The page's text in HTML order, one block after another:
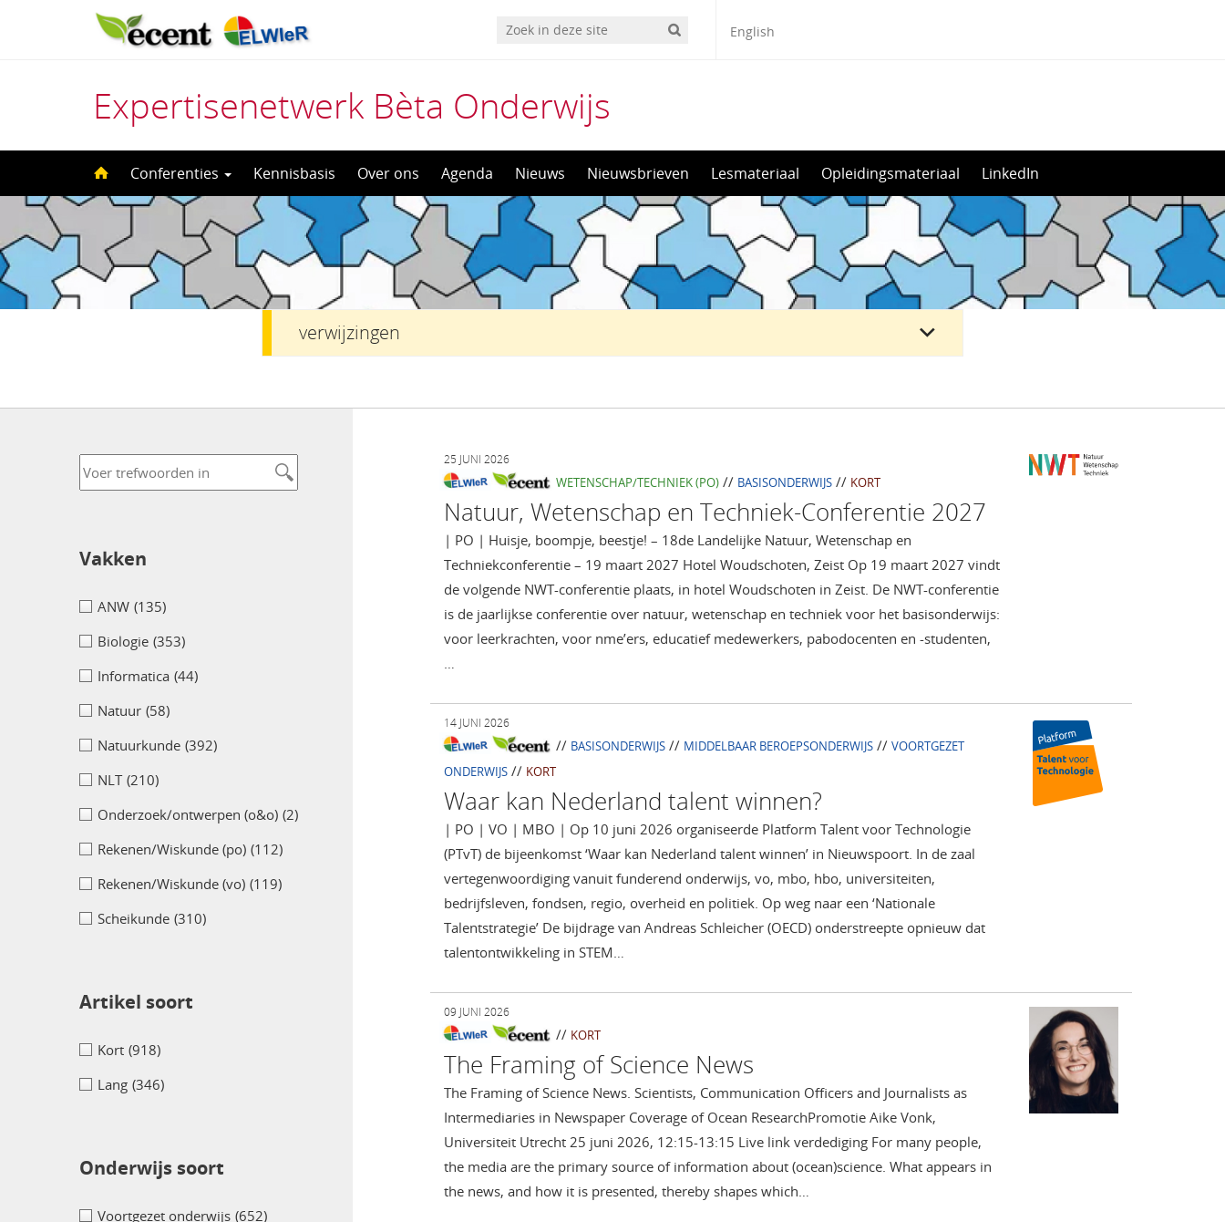
English
Expertisenetwerk Bèta Onderwijs
naar
inhoud
Conferenties Kennisbasis Over ons Agenda Nieuws Nieuwsbrieven Lesmateriaal Opleidingsmateriaal LinkedIn
verwijzingen
Vakken
ANW (135)
Biologie (353)
Informatica (44)
Natuur (58)
Natuurkunde (392)
NLT (210)
Onderzoek/ontwerpen (o&o) (2)
Rekenen/Wiskunde (po) (112)
Rekenen/Wiskunde (vo) (119)
Scheikunde (310)
Artikel soort
Kort (918)
Lang (346)
Onderwijs soort
Voortgezet onderwijs (652)
25 JUNI 2026
WETENSCHAP/TECHNIEK (PO)// BASISONDERWIJS// KORT
Natuur, Wetenschap en Techniek-Conferentie 2027
| PO | Huisje, boompje, beestje! – 18de Landelijke Natuur, Wetenschap en
Techniekconferentie – 19 maart 2027 Hotel Woudschoten, Zeist Op 19 maart 2027 vindt
de volgende NWT-conferentie plaats, in hotel Woudschoten in Zeist. De NWT-conferentie
is de jaarlijkse conferentie over natuur, wetenschap en techniek voor het basisonderwijs:
voor leerkrachten, voor nme’ers, educatief medewerkers, pabodocenten en -studenten,
…
14 JUNI 2026
// BASISONDERWIJS// MIDDELBAAR BEROEPSONDERWIJS// VOORTGEZET
ONDERWIJS // KORT
Waar kan Nederland talent winnen?
| PO | VO | MBO | Op 10 juni 2026 organiseerde Platform Talent voor Technologie
(PTvT) de bijeenkomst ‘Waar kan Nederland talent winnen’ in Nieuwspoort. In de zaal
vertegenwoordiging vanuit funderend onderwijs, vo, mbo, hbo, universiteiten,
bedrijfsleven, fondsen, regio, overheid en politiek. Op weg naar een ‘Nationale
Talentstrategie’ De bijdrage van Andreas Schleicher (OECD) onderstreepte opnieuw dat
talentontwikkeling in STEM…
09 JUNI 2026
// KORT
The Framing of Science News
The Framing of Science News. Scientists, Communication Officers and Journalists as
Intermediaries in Newspaper Coverage of Ocean ResearchPromotie Aike Vonk,
Universiteit Utrecht 25 juni 2026, 12:15-13:15 Live link verdediging For many people,
the media are the primary source of information about (ocean)science. What appears in
the news, and how it is presented, thereby shapes which…